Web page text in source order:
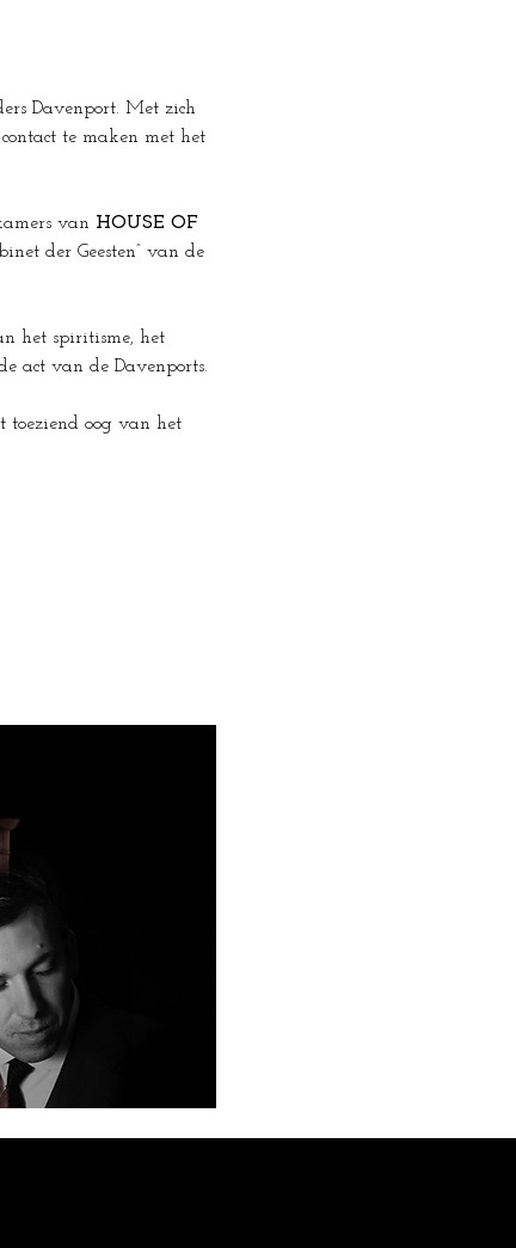
Davenport. Met zich
te maken met het
van HOUSE OF
der Geesten” van de
het spiritisme, het
act van de Davenports.
toeziend oog van het